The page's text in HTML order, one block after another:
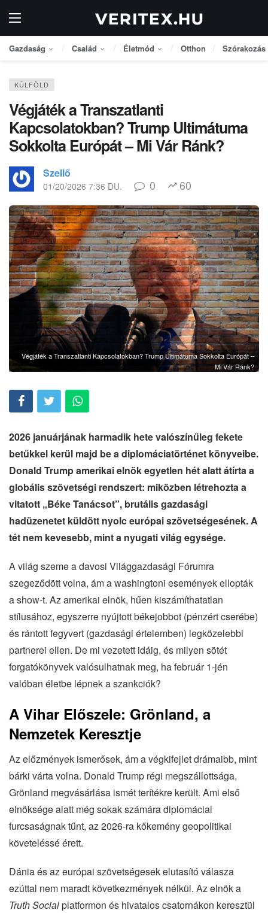
Gazdaság Család Életmód Otthon Szórakozás
KÜLFÖLD
Végjáték a Transzatlanti
Kapcsolatokban? Trump Ultimátuma
Sokkolta Európát – Mi Vár Ránk?
Szellő
01/20/2026 7:36 DU. 0 60
Végjáték a Transzatlanti Kapcsolatokban? Trump Ultimátuma Sokkolta Európát –
Mi Vár Ránk?
2026 januárjának harmadik hete valószínűleg fekete
betűkkel kerül majd be a diplomáciatörténet könyveibe.
Donald Trump amerikai elnök egyetlen hét alatt átírta a
globális szövetségi rendszert: miközben létrehozta a
vitatott „Béke Tanácsot”, brutális gazdasági
hadüzenetet küldött nyolc európai szövetségesének. A
tét nem kevesebb, mint a nyugati világ egysége.
A világ szeme a davosi Világgazdasági Fórumra
szegeződött volna, ám a washingtoni események ellopták
a show-t. Az amerikai elnök, hűen kiszámíthatatlan
stílusához, egyszerre nyújtott békejobbot (pénzért cserébe)
és rántott fegyvert (gazdasági értelemben) legközelebbi
partnerei ellen. De mi vezetett idáig, és milyen sötét
forgatókönyvek valósulhatnak meg, ha február 1-jén
valóban életbe lépnek a szankciók?
A Vihar Előszele: Grönland, a
Nemzetek Keresztje
Az előzmények ismerősek, ám a végkifejlet drámaibb, mint
bárki várta volna. Donald Trump régi megszállottsága,
Grönland megvásárlása ismét terítékre került. Ami első
elnöksége alatt még sokak számára diplomáciai
furcsaságnak tűnt, az 2026-ra kőkemény geopolitikai
követeléssé érett.
Dánia és az európai szövetségesek elutasító válasza
ezúttal nem maradt következmények nélkül. Az elnök a
Truth Socialplatformon és hivatalos csatornákon keresztül